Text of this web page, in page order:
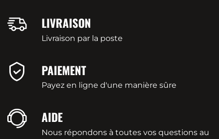
LIVRAISON
Livraison par la poste
PAIEMENT
Payez en ligne d'une manière sûre
AIDE
Nous répondons à toutes vos questions au